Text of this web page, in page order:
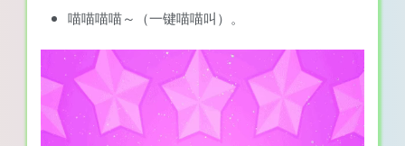
喵喵喵喵～（一键喵喵叫）。